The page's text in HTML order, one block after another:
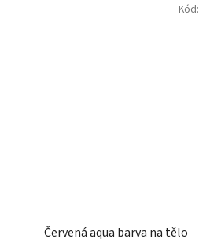
Červená aqua barva na tělo
Kód: